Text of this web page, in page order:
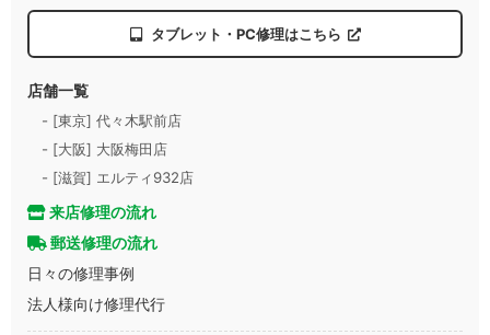
タブレット・PC修理はこちら
店舗一覧
- [東京] 代々木駅前店
- [大阪] 大阪梅田店
- [滋賀] エルティ932店
来店修理の流れ
郵送修理の流れ
日々の修理事例
法人様向け修理代行